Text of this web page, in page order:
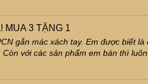
MUA 3 TẶNG 1
gắn mác xách tay. Em được biết
với các sản phẩm em bán thì